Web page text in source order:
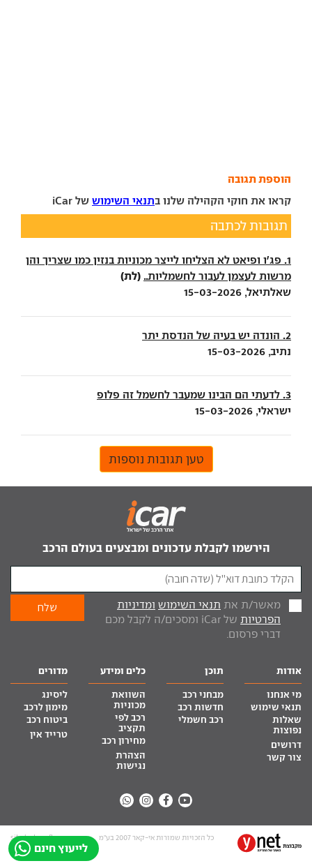
הוספת תגובה
קראו את חוקי הקהילה שלנו בתנאי השימוש של iCar
תגובות לכתבה
1. פג'ו ופיאט לא הצליחו לייצר מכוניות בנזין כמו שצריך והן
מרשות לעצמן לעבור לחשמליות.. (לת)
שאלתיאל, 15-03-2026
2. הונדה יש בעיה של הנדסת יתר
נתיב, 15-03-2026
3. לדעתי הם הבינו שמעבר לחשמל זה פלופ
ישראלי, 15-03-2026
טען תגובות נוספות
לייעוץ חינם
הירשמו לקבלת עדכונים ומבצעים בעולם הרכב
מאשר/ת את תנאי השימוש ומדיניות
הפרטיות
של iCar ומסכים/ה לקבל מכם
דברי פרסום.
אודות
מי אנחנו
תנאי שימוש
שאלות
נפוצות
דרושים
צור קשר
תוכן
מבחני רכב
חדשות רכב
רכב חשמלי
כלים ומידע
השוואת
מכוניות
רכב לפי
תקציב
מחירון רכב
הצהרת
נגישות
מדורים
ליסינג
מימון לרכב
ביטוח רכב
טרייד אין
כל הזכויות שמורות אי-קאר 2007 בע”מ site by tq.soft